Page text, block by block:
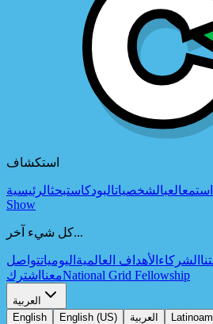
استكشاف
استمعالعبالشخصياتالبودكاستبحثالرئيسية
Show
كل شيء آخر...
الشركاء الأهداف العالمية اليومياتتواصل
معنا اشترك National Grid Fellowship
العربية
English
English (US) العربية